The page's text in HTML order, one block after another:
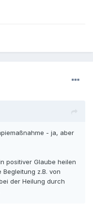
- ja, aber
positiver Glaube heilen
z.B. von
der Heilung durch